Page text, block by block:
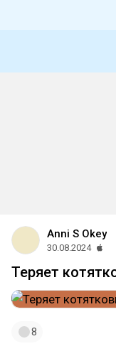
Anni S Okey
30.08.2024
Теряет
8